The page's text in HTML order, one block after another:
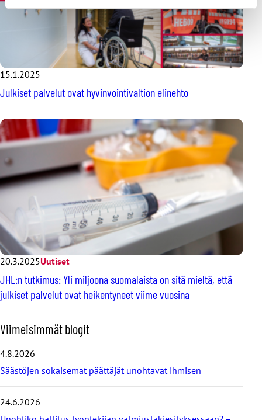
15.1.2025
Julkiset palvelut ovat hyvinvointivaltion elinehto
20.3.2025Uutiset
JHL:n tutkimus: Yli miljoona suomalaista on sitä mieltä, että
julkiset palvelut ovat heikentyneet viime vuosina
O
h
a
v
i
Viimeisimmät blogit
4.8.2026
Säästöjen sokaisemat päättäjät unohtavat ihmisen
24.6.2026